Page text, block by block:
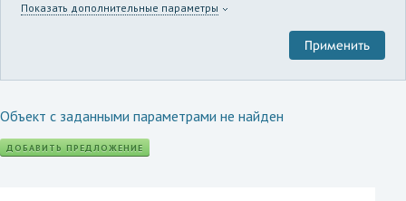
Показать дополнительные параметры
Объект с заданными параметрами не найден
ДОБАВИТЬ ПРЕДЛОЖЕНИЕ